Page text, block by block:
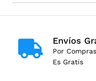
Envíos
Por
Es Gratis